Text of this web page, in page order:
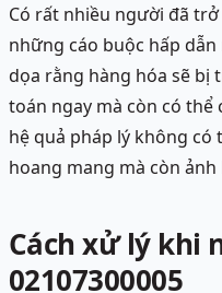
Có rất nhiều người đã
những cáo buộc hấp
dọa rằng hàng hóa sẽ bị
toán ngay mà còn có thể
hệ quả pháp lý không
hoang mang mà còn
Cách xử lý khi
02107300005